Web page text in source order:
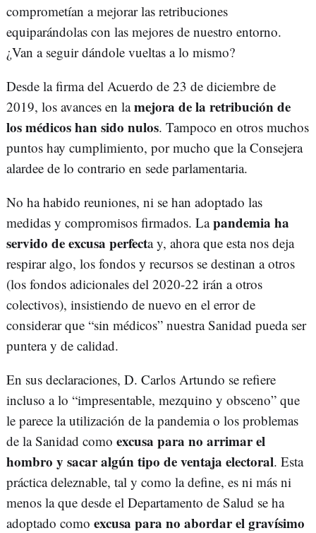
comprometían a mejorar las retribuciones
equiparándolas con las mejores de nuestro entorno.
¿Van a seguir dándole vueltas a lo mismo?
Desde la firma del Acuerdo de 23 de diciembre de
2019, los avances en lamejora de la retribución de
los médicos han sido nulos. Tampoco en otros muchos
puntos hay cumplimiento, por mucho que la Consejera
alardee de lo contrario en sede parlamentaria.
No ha habido reuniones, ni se han adoptado las
medidas y compromisos firmados. Lapandemia ha
servido de excusa perfecta y, ahora que esta nos deja
respirar algo, los fondos y recursos se destinan a otros
(los fondos adicionales del 2020-22 irán a otros
colectivos), insistiendo de nuevo en el error de
considerar que “sin médicos” nuestra Sanidad pueda ser
puntera y de calidad.
En sus declaraciones, D. Carlos Artundo se refiere
incluso a lo “impresentable, mezquino y obsceno” que
le parece la utilización de la pandemia o los problemas
de la Sanidad como excusa para no arrimar el
hombro y sacar algún tipo de ventaja electoral. Esta
práctica deleznable, tal y como la define, es ni más ni
menos la que desde el Departamento de Salud se ha
adoptado como excusa para no abordar el gravísimo